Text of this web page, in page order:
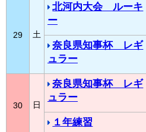
29 土
北河内大会 ルーキ
ー
奈良県知事杯 レギ
ュラー
30 日
奈良県知事杯 レギ
ュラー
１年練習